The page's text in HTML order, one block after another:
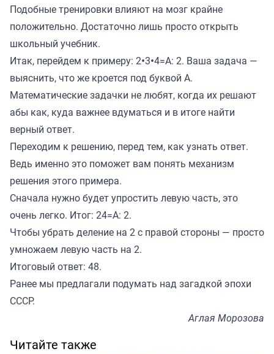
Подобные тренировки влияют на мозг крайне
положительно. Достаточно лишь просто открыть
школьный учебник.
Итак, перейдем к примеру: 2•3•4=А: 2. Ваша задача —
выяснить, что же кроется под буквой А.
Математические задачки не любят, когда их решают
абы как, куда важнее вдуматься и в итоге найти
верный ответ.
Переходим к решению, перед тем, как узнать ответ.
Ведь именно это поможет вам понять механизм
решения этого примера.
Сначала нужно будет упростить левую часть, это
очень легко. Итог: 24=А: 2.
Чтобы убрать деление на 2 с правой стороны — просто
умножаем левую часть на 2.
Итоговый ответ: 48.
Ранее мы предлагали подумать над загадкой эпохи
СССР.
Аглая Морозова
Читайте также